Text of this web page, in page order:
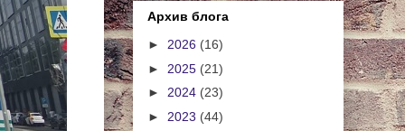
Архив блога
► 2026 (16)
► 2025 (21)
► 2024 (23)
► 2023 (44)